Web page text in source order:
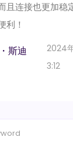
且连接也更加稳
利！
斯迪
2024
3:12